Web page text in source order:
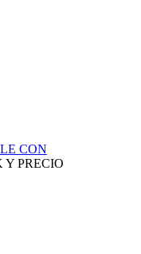
CON
Y PRECIO